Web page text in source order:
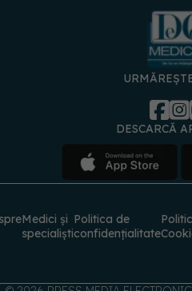
DESCARCĂ
Medici și
specialiști
Politica de
confidențialitate